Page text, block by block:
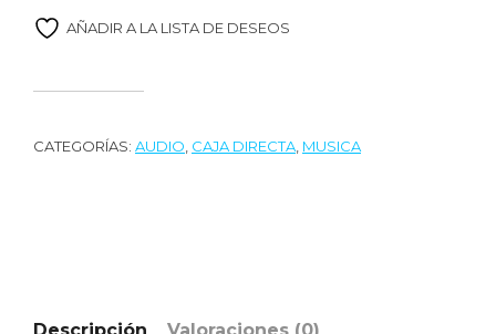
AÑADIR A LA LISTA DE DESEOS
CATEGORÍAS: AUDIO CAJA DIRECTA MUSICA